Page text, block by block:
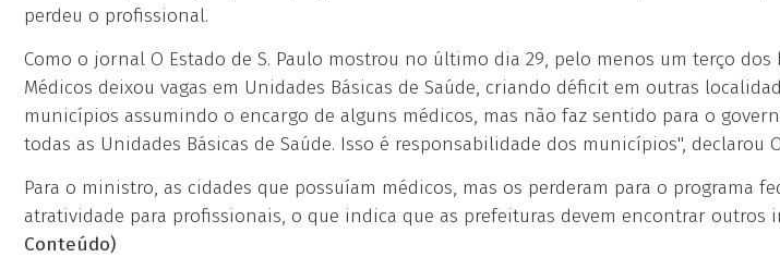
perdeu o profissional.
Como o jornal O Estado de S. Paulo mostrou no último dia 29, pelo menos um terço
Médicos deixou vagas em Unidades Básicas de Saúde, criando déficit em outras
municípios assumindo o encargo de alguns médicos, mas não faz sentido para o
todas as Unidades Básicas de Saúde. Isso é responsabilidade dos municípios", declarou
Para o ministro, as cidades que possuíam médicos, mas os perderam para o programa
atratividade para profissionais, o que indica que as prefeituras devem encontrar outros
Conteúdo)